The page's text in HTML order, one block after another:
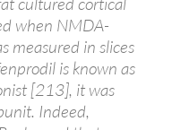
when NMDA-
measured in slices
is known as
[213], it was
Indeed,